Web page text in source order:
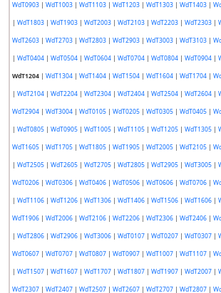
WdT0903| WdT1003| WdT1103| WdT1203| WdT1303| WdT1403|
| WdT1803| WdT1903| WdT2003| WdT2103| WdT2203| WdT2303|
WdT2603| WdT2703| WdT2803| WdT2903| WdT3003| WdT3103|
| WdT0404| WdT0504| WdT0604| WdT0704| WdT0804| WdT0904|
WdT1204| WdT1304| WdT1404| WdT1504| WdT1604| WdT1704|
| WdT2104| WdT2204| WdT2304| WdT2404| WdT2504| WdT2604|
WdT2904| WdT3004| WdT0105| WdT0205| WdT0305| WdT0405|
| WdT0805| WdT0905| WdT1005| WdT1105| WdT1205| WdT1305|
WdT1605| WdT1705| WdT1805| WdT1905| WdT2005| WdT2105|
| WdT2505| WdT2605| WdT2705| WdT2805| WdT2905| WdT3005|
WdT0206| WdT0306| WdT0406| WdT0506| WdT0606| WdT0706|
| WdT1106| WdT1206| WdT1306| WdT1406| WdT1506| WdT1606|
WdT1906| WdT2006| WdT2106| WdT2206| WdT2306| WdT2406|
| WdT2806| WdT2906| WdT3006| WdT0107| WdT0207| WdT0307|
WdT0607| WdT0707| WdT0807| WdT0907| WdT1007| WdT1107|
| WdT1507| WdT1607| WdT1707| WdT1807| WdT1907| WdT2007|
WdT2307| WdT2407| WdT2507| WdT2607| WdT2707| WdT2807|